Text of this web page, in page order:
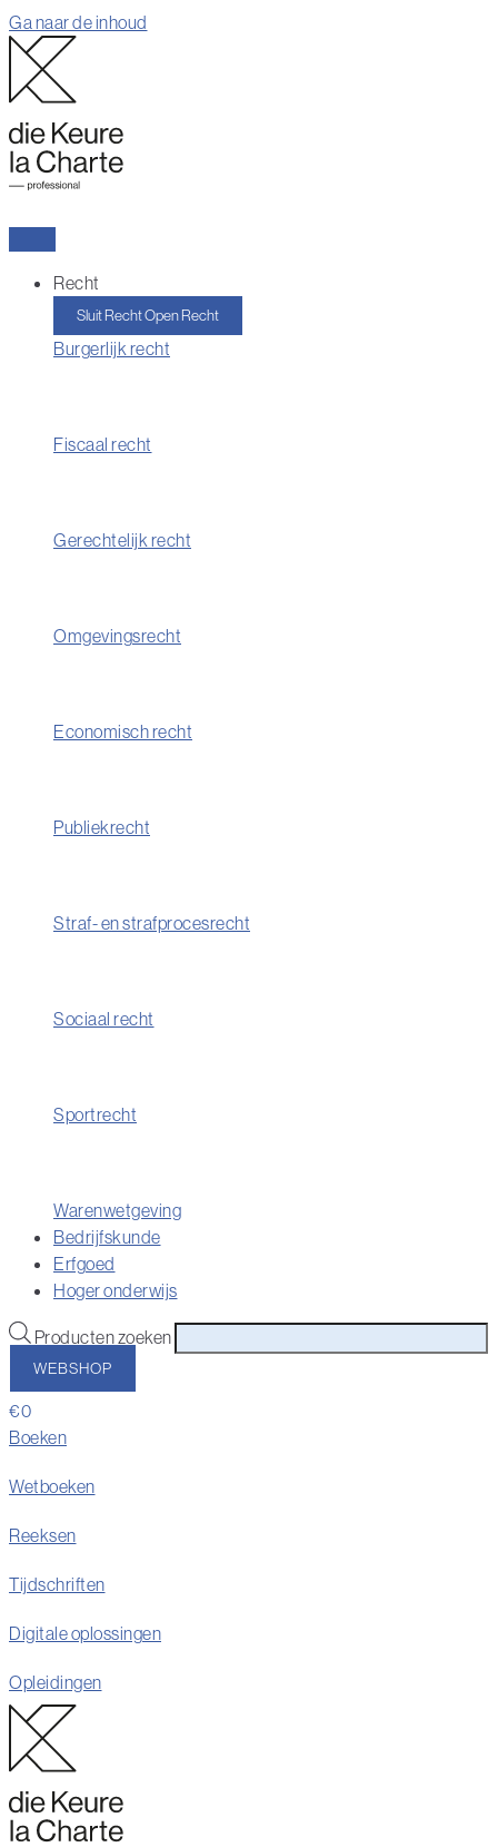
Ga naar de inhoud
Recht
Sluit RechtOpen Recht
Burgerlijk recht
Fiscaal recht
Gerechtelijk recht
Omgevingsrecht
Economisch recht
Publiekrecht
Straf- en strafprocesrecht
Sociaal recht
Sportrecht
Warenwetgeving
Bedrijfskunde
Erfgoed
Hoger onderwijs
Producten zoeken
WEBSHOP
€0
Boeken
Wetboeken
Reeksen
Tijdschriften
Digitale oplossingen
Opleidingen